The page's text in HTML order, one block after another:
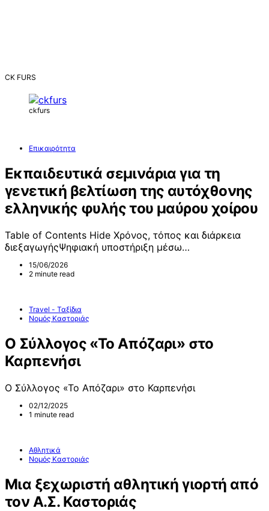
CK FURS
ckfurs
Επικαιρότητα
Εκπαιδευτικά σεμινάρια για τη
γενετική βελτίωση της αυτόχθονης
ελληνικής φυλής του μαύρου χοίρου
Table of Contents Hide Χρόνος, τόπος και διάρκεια
διεξαγωγήςΨηφιακή υποστήριξη μέσω…
15/06/2026
2 minute read
Travel - Ταξίδια
Νομός Καστοριάς
Ο Σύλλογος «Το Απόζαρι» στο
Καρπενήσι
Ο Σύλλογος «Το Απόζαρι» στο Καρπενήσι
02/12/2025
1 minute read
Αθλητικά
Νομός Καστοριάς
Μια ξεχωριστή αθλητική γιορτή από
τον Α.Σ. Καστοριάς